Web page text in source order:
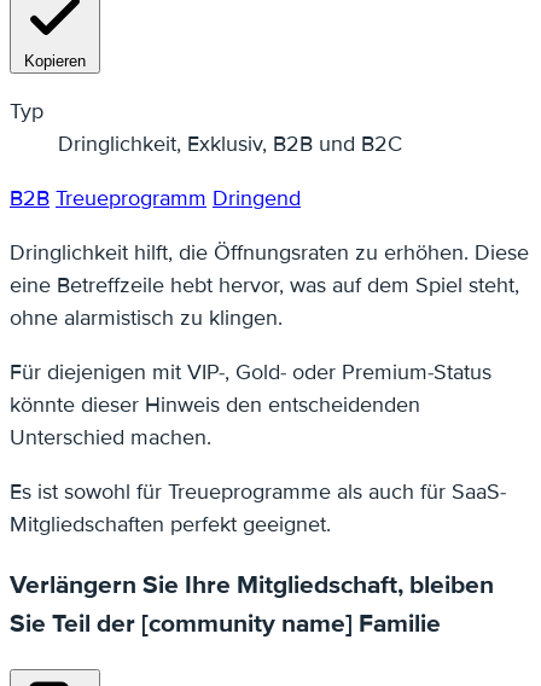
Kopieren
Typ
Dringlichkeit, Exklusiv, B2B und B2C
B2B Treueprogramm Dringend
Dringlichkeit hilft, die Öffnungsraten zu erhöhen. Diese
eine Betreffzeile hebt hervor, was auf dem Spiel steht,
ohne alarmistisch zu klingen.
Für diejenigen mit VIP-, Gold- oder Premium-Status
könnte dieser Hinweis den entscheidenden
Unterschied machen.
Es ist sowohl für Treueprogramme als auch für SaaS-
Mitgliedschaften perfekt geeignet.
Verlängern Sie Ihre Mitgliedschaft, bleiben
Sie Teil der [community name] Familie